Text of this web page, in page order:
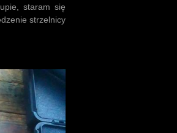
staram się
strzelnicy